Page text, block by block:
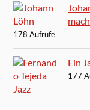
178 Aufrufe
Ein
177